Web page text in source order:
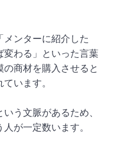
メンターに紹介した
変わる」といった言葉
商材を購入させると
います。
う文脈があるため、
が一定数います。